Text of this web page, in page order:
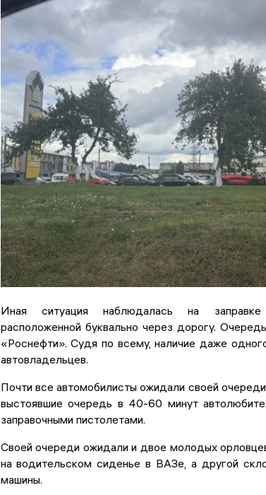
Иная ситуация наблюдалась на заправке
расположенной буквально через дорогу.
«Роснефти». Судя по всему, наличие даже
автовладельцев.
Почти все автомобилисты ожидали своей
выстоявшие очередь в 40-60 минут
заправочными пистолетами.
Своей очереди ожидали и двое молодых
на водительском сиденье в ВАЗе, а другой
машины.